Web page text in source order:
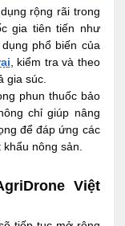
rộng rãi trong
gia tiên tiến như
phổ biến của
, kiểm tra và theo
gia súc.
phun thuốc bảo
chỉ giúp nâng
để đáp ứng các
nông sản.
Việt